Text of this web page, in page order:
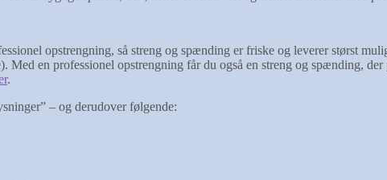
opstrengning, så streng og spænding er friske og leverer størst
Med en professionel opstrengning får du også en streng og spænding,
.
– og derudover følgende: